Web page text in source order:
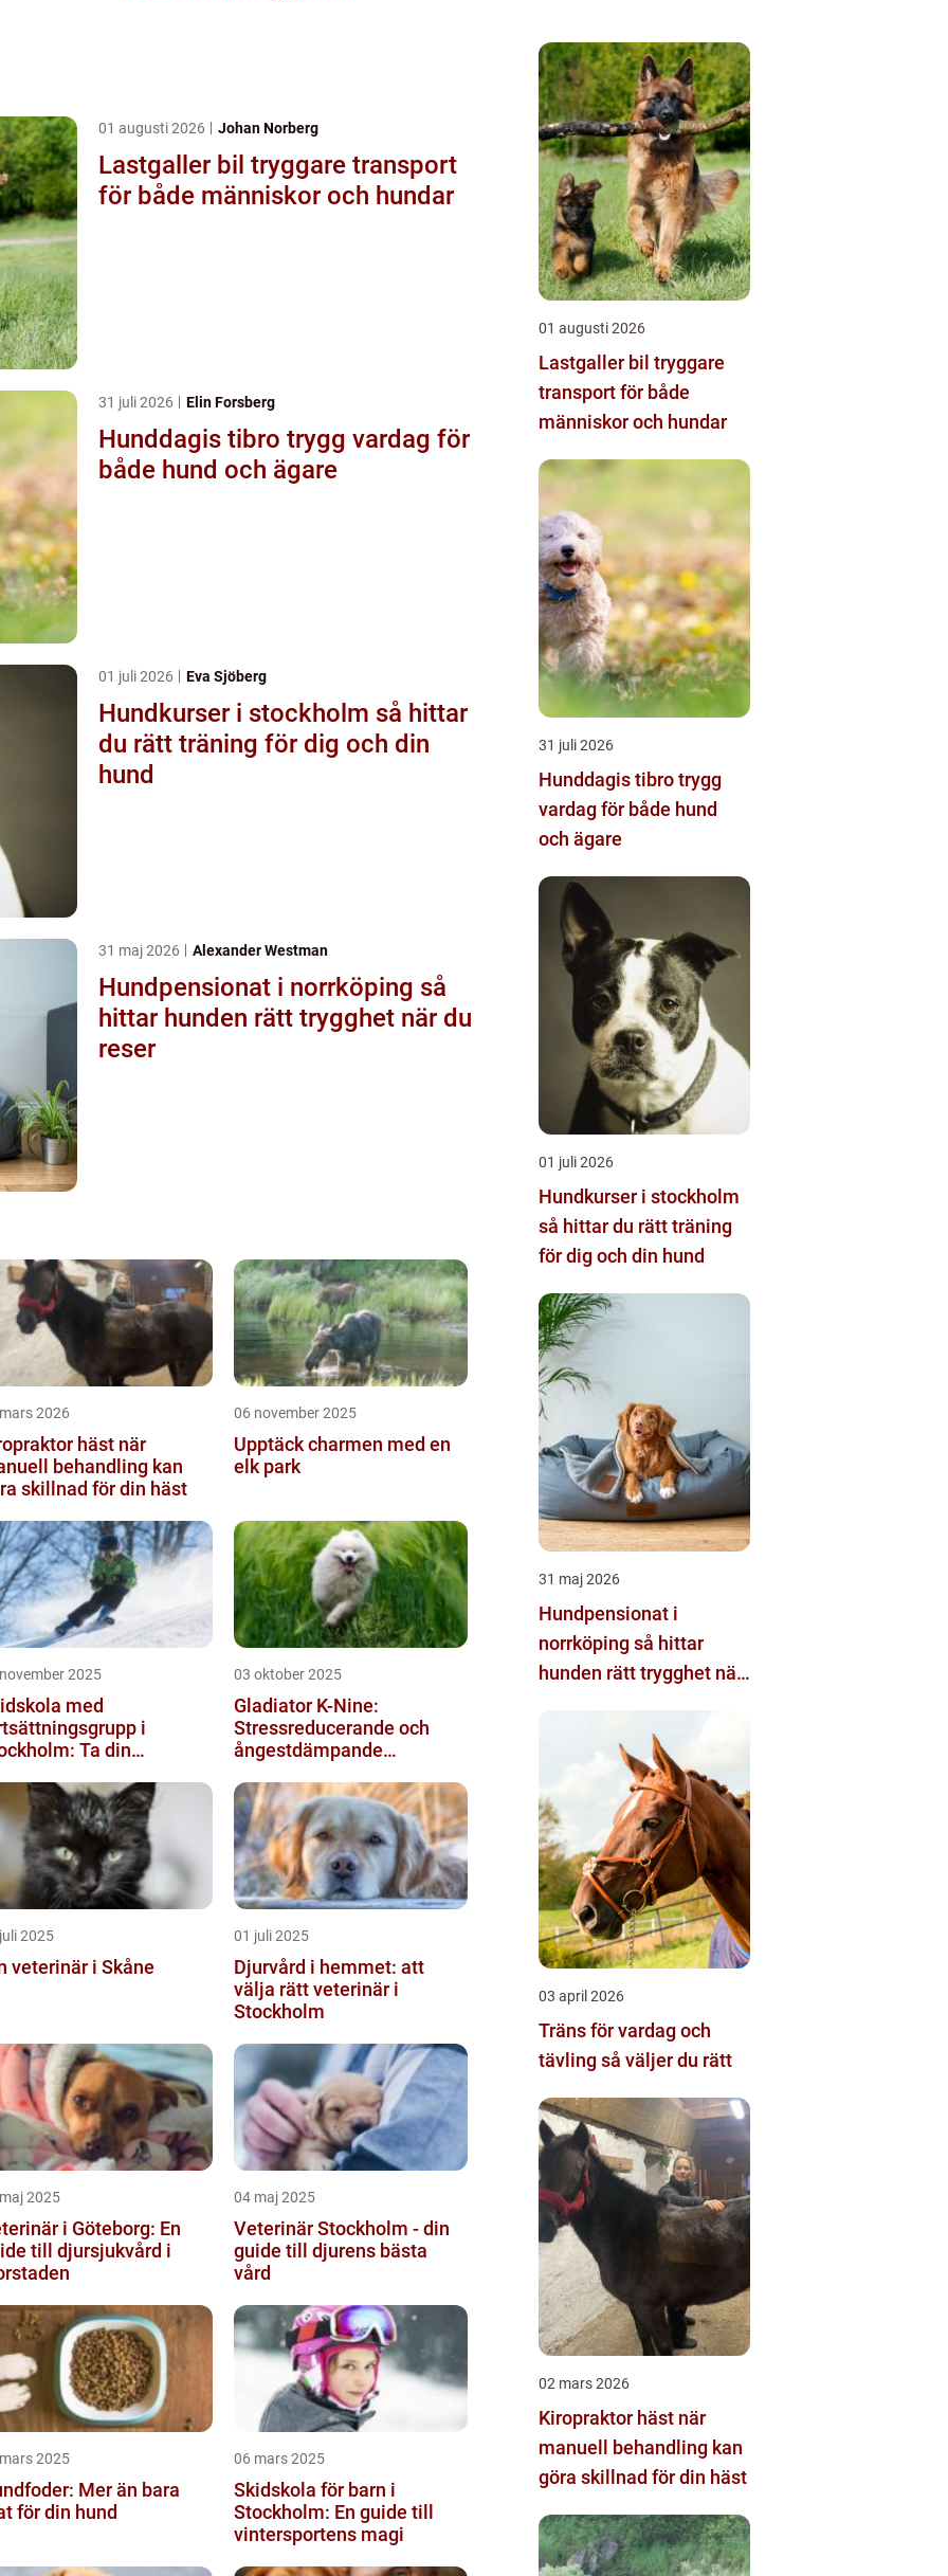
01 augusti 2026 Johan Norberg
Lastgaller bil tryggare transport
för både människor och hundar
31 juli 2026 Elin Forsberg
Hunddagis tibro trygg vardag för
både hund och ägare
01 juli 2026 Eva Sjöberg
Hundkurser i stockholm så hittar
du rätt träning för dig och din
hund
31 maj 2026 Alexander Westman
Hundpensionat i norrköping så
hittar hunden rätt trygghet när du
reser
2026
häst när
behandling kan
skillnad för din häst
06 november 2025
Upptäck charmen med en
elk park
2025
med
i
Ta din
03 oktober 2025
Gladiator K-Nine:
Stressreducerande och
ångestdämpande
2025
veterinär i Skåne
01 juli 2025
Djurvård i hemmet: att
välja rätt veterinär i
Stockholm
2025
i Göteborg: En
till djursjukvård i
04 maj 2025
Veterinär Stockholm - din
guide till djurens bästa
vård
2025
Mer än bara
för din hund
06 mars 2025
Skidskola för barn i
Stockholm: En guide till
vintersportens magi
01 augusti 2026
Lastgaller bil tryggare
transport för både
människor och hundar
31 juli 2026
Hunddagis tibro trygg
vardag för både hund
och ägare
01 juli 2026
Hundkurser i stockholm
så hittar du rätt träning
för dig och din hund
31 maj 2026
Hundpensionat i
norrköping så hittar
hunden rätt trygghet när
03 april 2026
Träns för vardag och
tävling så väljer du rätt
02 mars 2026
Kiropraktor häst när
manuell behandling kan
göra skillnad för din häst